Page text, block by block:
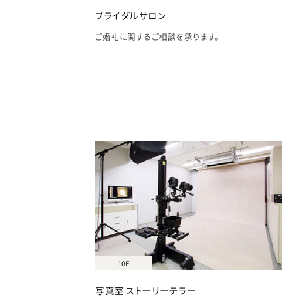
ブライダルサロン
ご婚礼に関するご相談を承ります。
写真室 ストーリーテラー
10F